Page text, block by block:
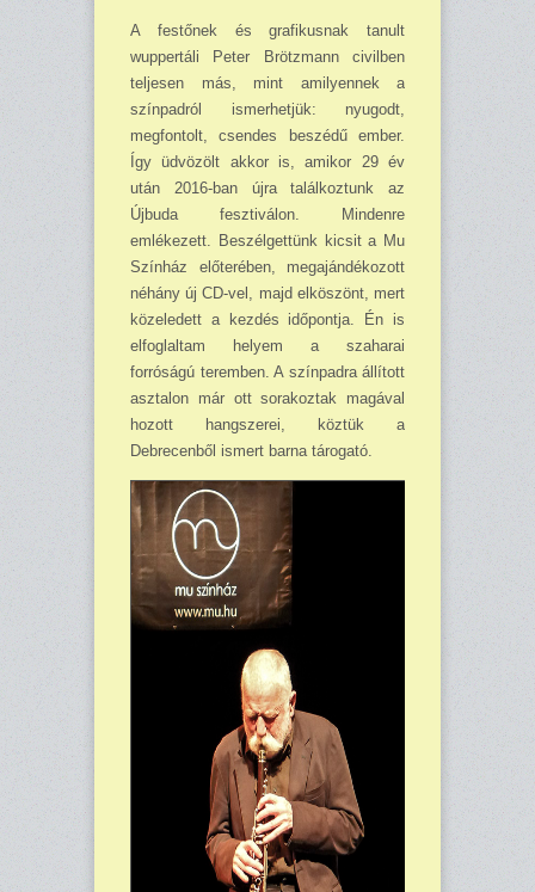
A festőnek és grafikusnak tanult
wuppertáli Peter Brötzmann civilben
teljesen más, mint amilyennek a
színpadról ismerhetjük: nyugodt,
megfontolt, csendes beszédű ember.
Így üdvözölt akkor is, amikor 29 év
után 2016-ban újra találkoztunk az
Újbuda fesztiválon. Mindenre
emlékezett. Beszélgettünk kicsit a Mu
Színház előterében, megajándékozott
néhány új CD-vel, majd elköszönt, mert
közeledett a kezdés időpontja. Én is
elfoglaltam helyem a szaharai
forróságú teremben. A színpadra állított
asztalon már ott sorakoztak magával
hozott hangszerei, köztük a
Debrecenből ismert barna tárogató.